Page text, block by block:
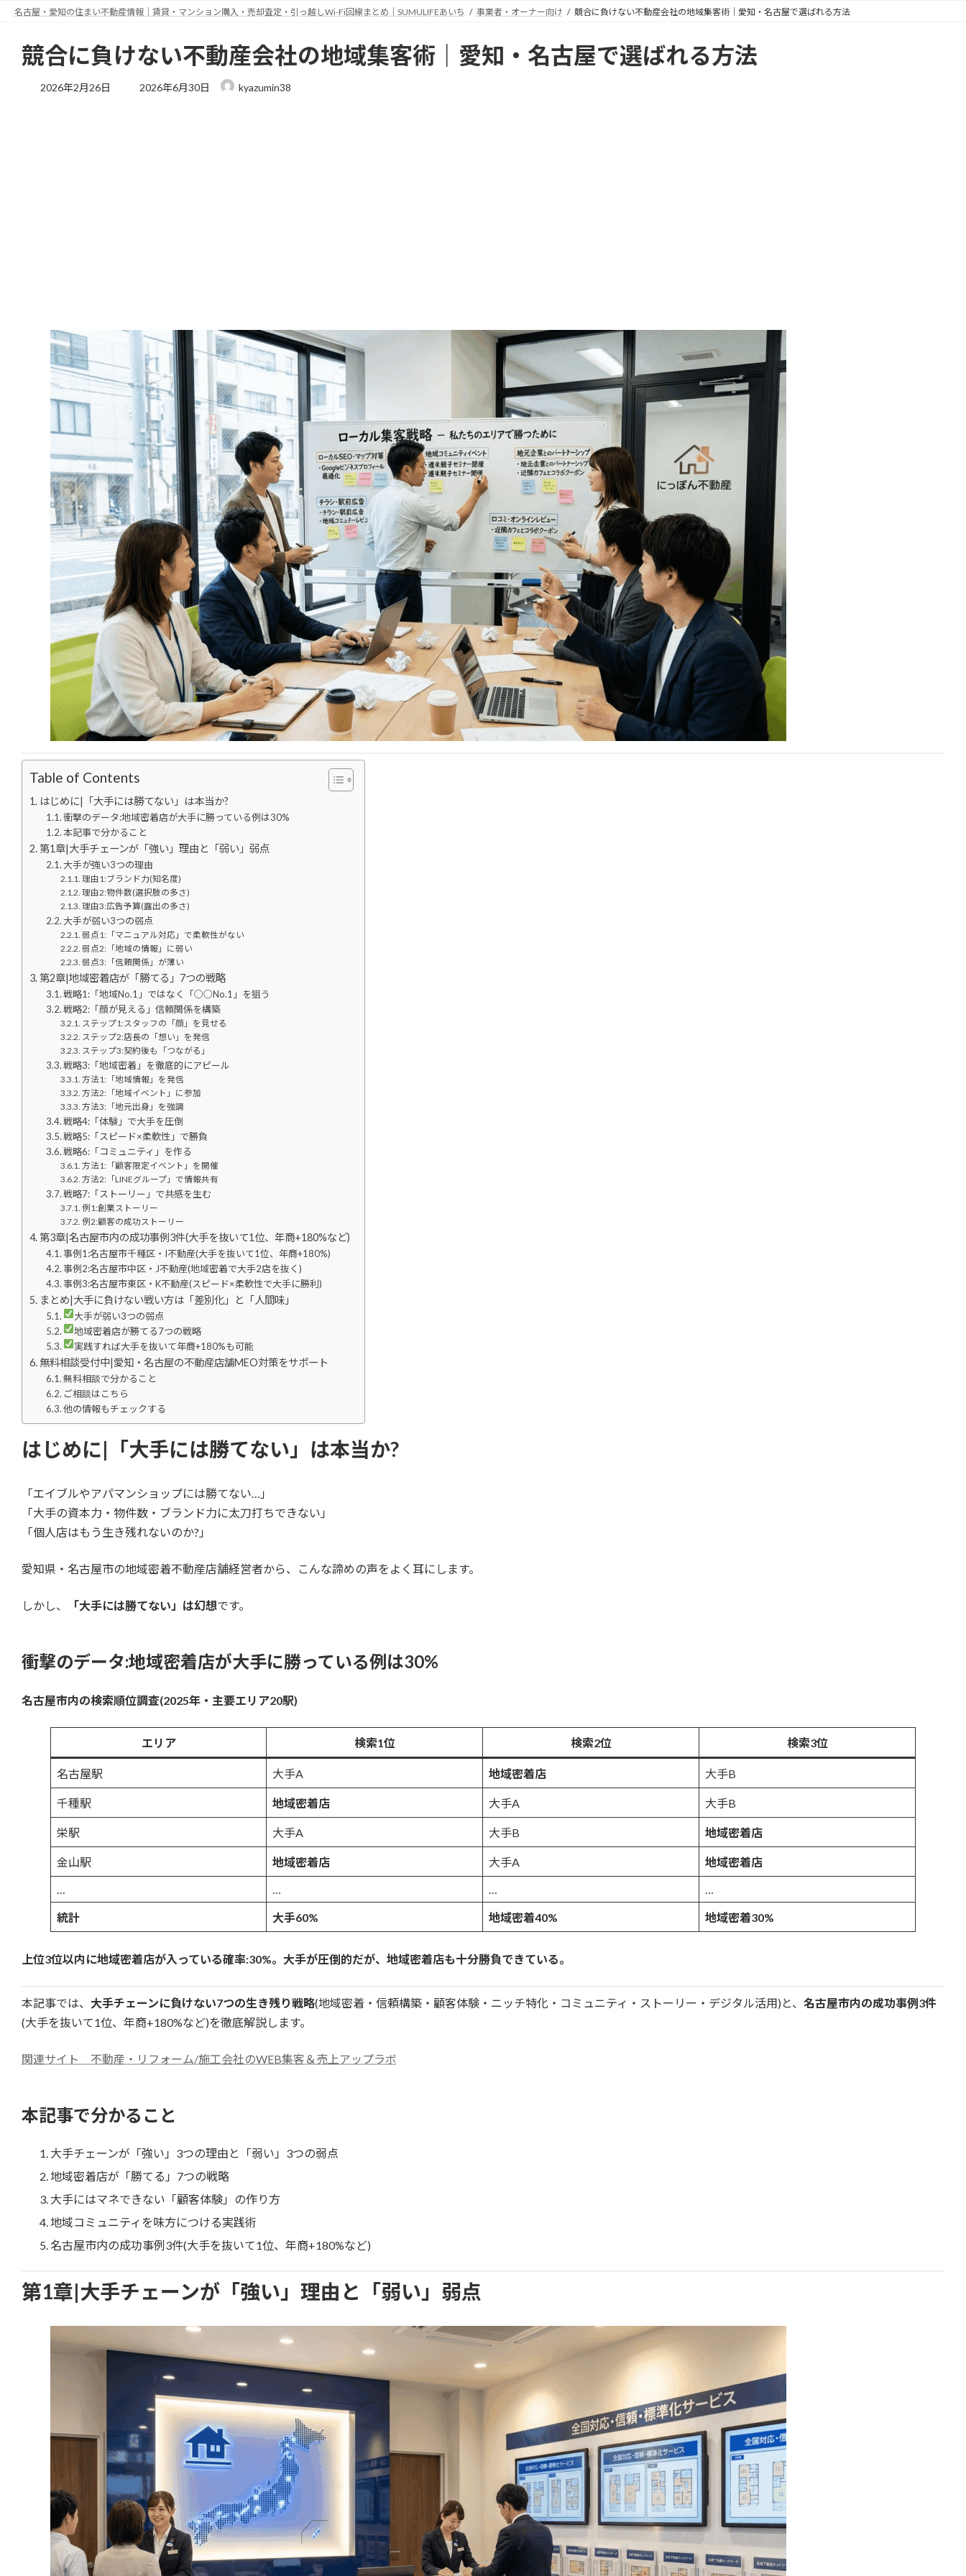
名古屋・愛知の住まい不動産情報｜賃貸・マンション購入・売却査定・引っ越しWi-Fi回線まとめ｜SUMULIFEあいち 事業者・オーナー向け 競合に負けない不動産会社の地域集客術｜愛知・名古屋で選ばれる方法
競合に負けない不動産会社の地域集客術｜愛知・名古屋で選ばれる方法
2026年2月26日
最
2026年6月30日 kyazumin38
Table of Contents
はじめに|「大手には勝てない」は本当か?
衝撃のデータ:地域密着店が大手に勝っている例は30%
本記事で分かること
第1章|大手チェーンが「強い」理由と「弱い」弱点
大手が強い3つの理由
理由1:ブランド力(知名度)
理由2:物件数(選択肢の多さ)
理由3:広告予算(露出の多さ)
大手が弱い3つの弱点
弱点1:「マニュアル対応」で柔軟性がない
弱点2:「地域の情報」に弱い
弱点3:「信頼関係」が薄い
第2章|地域密着店が「勝てる」7つの戦略
戦略1:「地域No.1」ではなく「○○No.1」を狙う
戦略2:「顔が見える」信頼関係を構築
ステップ1:スタッフの「顔」を見せる
ステップ2:店長の「想い」を発信
ステップ3:契約後も「つながる」
戦略3:「地域密着」を徹底的にアピール
方法1:「地域情報」を発信
方法2:「地域イベント」に参加
方法3:「地元出身」を強調
戦略4:「体験」で大手を圧倒
戦略5:「スピード×柔軟性」で勝負
戦略6:「コミュニティ」を作る
方法1:「顧客限定イベント」を開催
方法2:「LINEグループ」で情報共有
戦略7:「ストーリー」で共感を生む
例1:創業ストーリー
例2:顧客の成功ストーリー
第3章|名古屋市内の成功事例3件(大手を抜いて1位、年商+180%など)
事例1:名古屋市千種区・I不動産(大手を抜いて1位、年商+180%)
事例2:名古屋市中区・J不動産(地域密着で大手2店を抜く)
事例3:名古屋市東区・K不動産(スピード×柔軟性で大手に勝利)
まとめ|大手に負けない戦い方は「差別化」と「人間味」
大手が弱い3つの弱点
地域密着店が勝てる7つの戦略
実践すれば大手を抜いて年商+180%も可能
無料相談受付中|愛知・名古屋の不動産店舗MEO対策をサポート
無料相談で分かること
ご相談はこちら
他の情報もチェックする
はじめに|「大手には勝てない」は本当か?
「エイブルやアパマンショップには勝てない…」
「大手の資本力・物件数・ブランド力に太刀打ちできない」
「個人店はもう生き残れないのか?」
愛知県・名古屋市の地域密着不動産店舗経営者から、こんな諦めの声をよく耳にします。
しかし、 「大手には勝てない」は幻想です。
衝撃のデータ:地域密着店が大手に勝っている例は30%
名古屋市内の検索順位調査(2025年・主要エリア20駅)
エリア 検索1位 検索2位 検索3位
名古屋駅 大手A 地域密着店 大手B
千種駅 地域密着店 大手A 大手B
栄駅 大手A 大手B 地域密着店
金山駅 地域密着店 大手A
地域密着店
統計 大手60% 地域密着40% 地域密着30%
上位3位以内に地域密着店が入っている確率:30%。大手が圧倒的だが、地域密着店も十分勝負できている。
本記事では、 大手チェーンに負けない7つの生き残り戦略(地域密着・信頼構築・顧客体験・ニッチ特化・コミュニティ・ストーリー・デジタル活用)と、 名古屋市内の成功事例3件
(大手を抜いて1位、年商+180%など)を徹底解説します。
関連サイト 不動産・リフォーム/施工会社のWEB集客＆売上アップラボ
本記事で分かること
大手チェーンが「強い」3つの理由と「弱い」3つの弱点
地域密着店が「勝てる」7つの戦略
大手にはマネできない「顧客体験」の作り方
地域コミュニティを味方につける実践術
名古屋市内の成功事例3件(大手を抜いて1位、年商+180%など)
第1章|大手チェーンが「強い」理由と「弱い」弱点